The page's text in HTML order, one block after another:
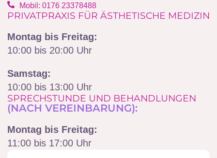
Mobil: 0176 23378488‬
PRIVATPRAXIS FÜR ÄSTHETISCHE MEDIZIN
Montag bis Freitag:
10:00 bis 20:00 Uhr
Samstag:
10:00 bis 13:00 Uhr
SPRECHSTUNDE UND BEHANDLUNGEN
(NACH VEREINBARUNG):
Montag bis Freitag:
11:00 bis 17:00 Uhr